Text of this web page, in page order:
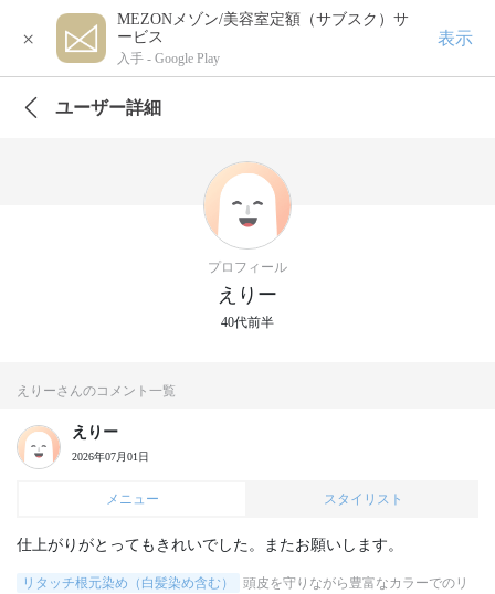
×
MEZONメゾン/美容室定額（サブスク）サ
ービス
入手 - Google Play
表示
ユーザー詳細
プロフィール
えりー
40代前半
えりーさんのコメント一覧
えりー
2026年07月01日
メニュー スタイリスト
仕上がりがとってもきれいでした。またお願いします。
リタッチ根元染め（白髪染め含む）
頭皮を守りながら豊富なカラーでのリ